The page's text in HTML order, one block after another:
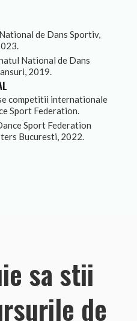
de Dans Sportiv,
National de Dans
2019.
competitii internationale
Sport Federation.
Sport Federation
Bucuresti, 2022.
sa stii
de